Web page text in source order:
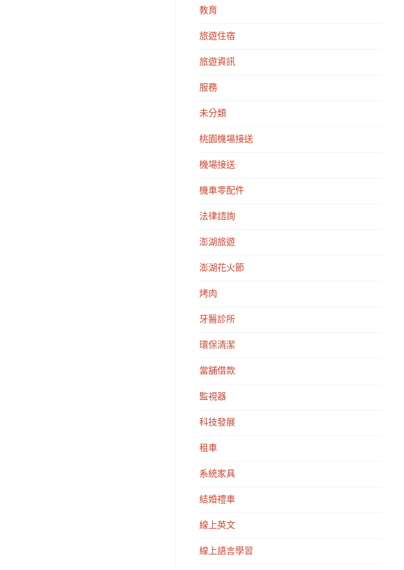
教育
旅遊住宿
旅遊資訊
服務
未分類
桃園機場接送
機場接送
機車零配件
法律諮詢
澎湖旅遊
澎湖花火節
烤肉
牙醫診所
環保清潔
當舖借款
監視器
科技發展
租車
系統家具
結婚禮車
線上英文
線上語言學習